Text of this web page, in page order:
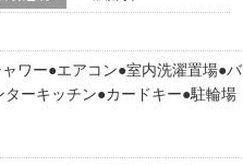
ワー エアコン 室内洗濯置場 バ
ターキッチン カードキー 駐輪場